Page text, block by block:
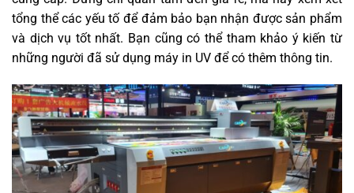
tổng thể các yếu tố để đảm bảo bạn nhận được sản phẩm
và dịch vụ tốt nhất. Bạn cũng có thể tham khảo ý kiến từ
những người đã sử dụng máy in UV để có thêm thông tin.